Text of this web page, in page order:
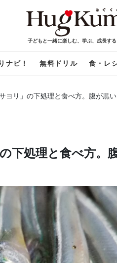
子どもと一緒に楽しむ、学ぶ、成長する
ナビ！ 無料ドリル 食・レ
ヨリ」の下処理と食べ方。腹が黒
下処理と食べ方。